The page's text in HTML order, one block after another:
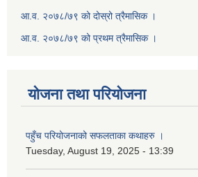
आ.व. २०७८/७९ को दोस्रो त्रैमासिक ।
आ.व. २०७८/७९ को प्रथम त्रैमासिक ।
योजना तथा परियोजना
पहुँच परियोजनाको सफलताका कथाहरु ।
Tuesday, August 19, 2025 - 13:39